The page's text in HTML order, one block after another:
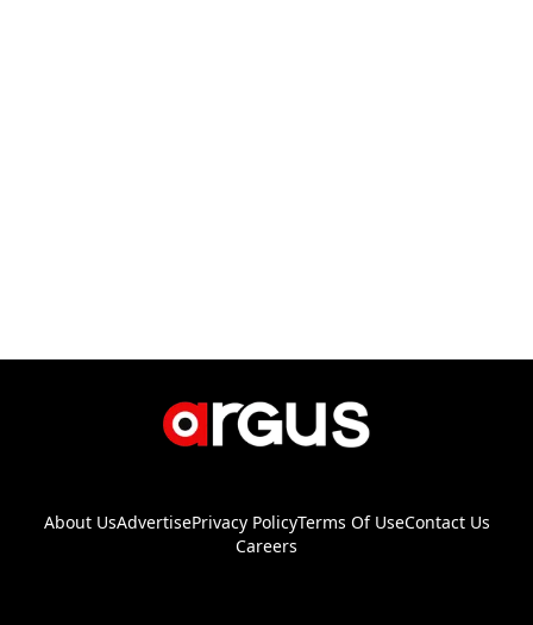
About UsAdvertisePrivacy PolicyTerms Of UseContact Us
Careers